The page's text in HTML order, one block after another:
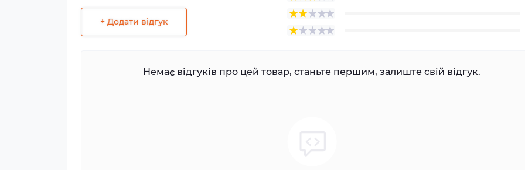
+ Додати відгук
Немає відгуків про цей товар, станьте першим, залиште свій відгук.